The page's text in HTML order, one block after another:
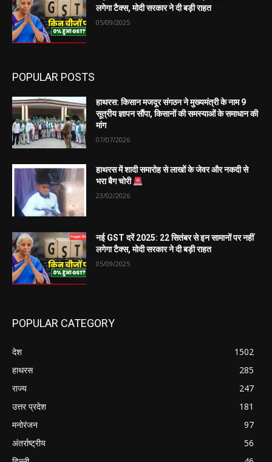
लगेगा टैक्स, मोदी सरकार ने दी बड़ी राहत
05/09/2025
POPULAR POSTS
हाथरस: किसान मजदूर संगठन ने मुख्यमंत्री के नाम 9
सूत्रीय ज्ञापन सौंपा, किसानों की समस्याओं के समाधान की
मांग
07/07/2026
हाथरस में शादी समारोह से लाखों के जेवर और नकदी से
भरा बैग चोरी
23/02/2026
नई GST दरें 2025: 22 सितंबर से इन सामानों पर नहीं
लगेगा टैक्स, मोदी सरकार ने दी बड़ी राहत
05/09/2025
POPULAR CATEGORY
देश
1502
हाथरस
285
राज्य
247
उत्तर प्रदेश
181
मनोरंजन
97
अंतर्राष्ट्रीय
56